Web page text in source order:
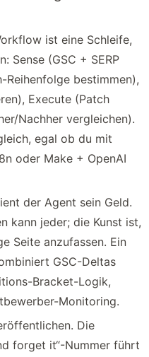
ist eine Schleife,
Sense (GSC + SERP
Reihenfolge bestimmen),
Execute (Patch
Nachher vergleichen).
egal ob du mit
oder Make + OpenAI
der Agent sein Geld.
kann jeder; die Kunst ist,
Seite anzufassen. Ein
GSC-Deltas
Bracket-Logik,
Monitoring.
Die
forget it“-Nummer führt